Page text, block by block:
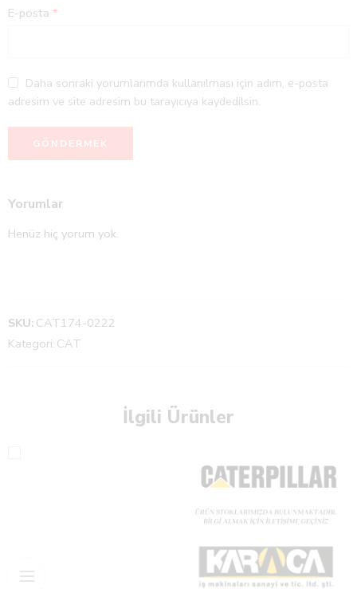
E-posta *
Daha sonraki yorumlarımda kullanılması için adım, e-posta
adresim ve site adresim bu tarayıcıya kaydedilsin.
Yorumlar
Henüz hiç yorum yok.
SKU: CAT174-0222
Kategori: CAT
İlgili Ürünler